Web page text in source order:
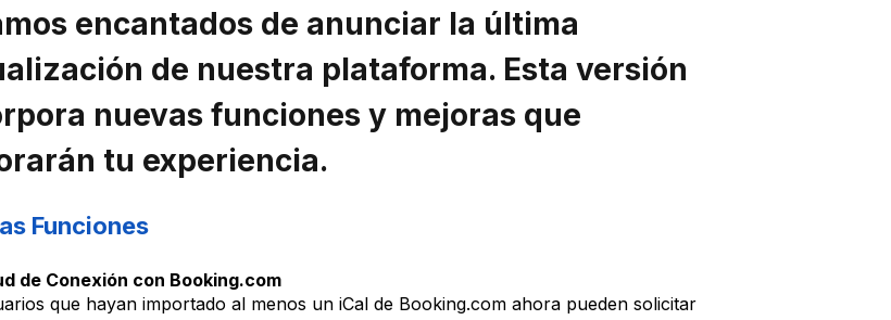
encantados de anunciar la última
de nuestra plataforma. Esta versión
nuevas funciones y mejoras que
tu experiencia.
Funciones
de Conexión con Booking.com
que hayan importado al menos un iCal de Booking.com ahora pueden solicitar